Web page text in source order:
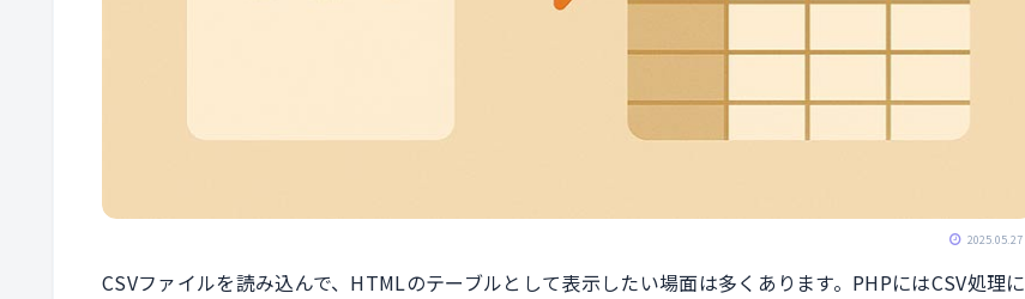
2025.05.27
CSVファイルを読み込んで、HTMLのテーブルとして表示したい場面は多くあります。PHPにはCSV処理に